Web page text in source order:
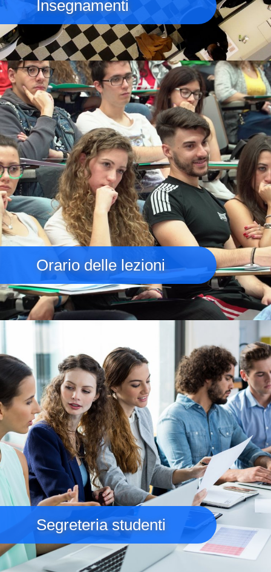
Insegnamenti
Immagine
Orario delle lezioni
Immagine
Segreteria studenti